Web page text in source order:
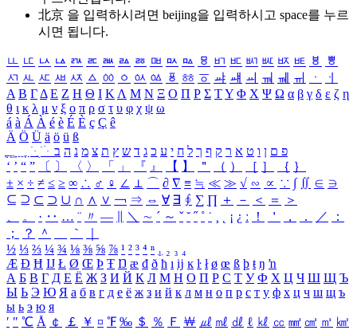
北京 을 입력하시려면 beijing을 입력하시고 space를 누르
시면 됩니다.
ㅥ ㅦ ㅧ ㅨ ㅩ ㅪ ㅫ ㅬ ㅭ ㅮ ㅯ ㅰ ㅱ ㅲ ㅳ ㅴ ㅵ ㅶ ㅷ ㅸ
ㅹ
ㅺ ㅻ ㅼ ㅽ ㅾ ㅿ ㆀ ㆁ ㆂ ㆃ ㆄ ㆅ ㆆ ㆇ ㆈ ㆉ ㆊ ㆋ ㆌ ㆍ
ㆎ
Α Β ΓΔ Ε Ζ Η Θ Ι ΚΛ Μ Ν Ξ Ο Π Ρ Σ ΤΥ Φ Χ Ψ Ω α β γ δ ε ζ η
θ ι κ λ μ ν ξ ο π ρ σ τ υ φ χ ψ ω
á à Á À é è É È ç Ç ê
Ä Ö Ü ä ö ü ß
ִֶֹ ֻּ ׁׂ פ ם ן ו ט א ר ק ף ך ל ח י ע כ ג ד ש ץ ת צ מ נ ה ב
‘ ’ “ ” 〔 〕 〈 〉 「 」 『 』 【 】 ＂ （ ） ［ ］ ｛ ｝
± × ÷ ≠ ≤ ≥ ∞ ∴ ♂ ♀ ∠ ⊥ ⌒ ∂ ∇ ≡ ≒ ≪ ≫ √ ∽ ∝ ∵ ∫ ∬ ∈ ∋
⊆ ⊇ ⊂ ⊃ ∪ ∩ ∧ ∨ ￢ ⇒ ⇔ ∀ ∃ ∮ ∑ ∏ ＋ － ＜ ＝
＞
、
。 · ‥ … ¨ 〃 ― ＼ ∼ ´ ～ ˇ ˘ ˝ ˚ ˙ ¸ ¡ ¿ ː ！ ＇ ， ． ／
：
；
？ ＾ ｀
½ ⅓ ⅔ ¼ ¾ ⅛ ⅜ ⅝ ⅞ ¹ ² ³ ⁴ ⁿ ₁ ₂ ₃ ₄
Æ Ð Ħ Ĳ Ł Ø Œ Þ Ŧ Ŋ æ đ ð ħ ı ĳ ĸ ŀ ł ø œ ß þ ŧ ŋ ŉ
А Б В Г Д Е Ё Ж З И Й К Л М Н О П Р С Т У Ф Х Ц Ч Ш Щ Ъ
Ы Ь Э Ю Я а б в г д е ё ж з и й к л м н о п р с т у ф х ц ч ш щ ъ
ы ь э ю я
′ ″ ℃ Å ￠ ￡ ￥ ¤ ℉ ‰ ＄ ％ Ｆ ￦ ㎕ ㎖ ㎗ ℓ ㎘ ㏄ ㎣ ㎤ ㎥ ㎦